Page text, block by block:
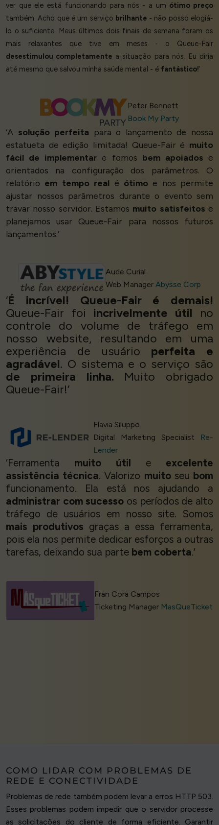
ver que ele está funcionando para nós - a um ótimo preço
também. Acho que é um serviço brilhante - não posso elogiá-
lo o suficiente. Meus últimos dois finais de semana foram os
mais relaxantes que tive em meses - o Queue-Fair
desestimulou completamente a situação para nós. Eu diria
até mesmo que salvou minha saúde mental - é fantástico!’
Peter Bennett
Book My Party
‘A solução perfeita para o lançamento de nossa
estatueta de edição limitada! Queue-Fair é muito
fácil de implementar e fomos bem apoiados e
orientados na configuração dos parâmetros. O
relatório em tempo real é ótimoe nos permite
ajustar nossos parâmetros durante o evento sem
travar nosso servidor. Estamos muito satisfeitos e
planejamos usar Queue-Fair para nossos futuros
lançamentos.’
Aude Curial
Web ManagerAbysse Corp
‘É incrível! Queue-Fair é demais!
Queue-Fair foi incrivelmente útil no
controle do volume de tráfego em
nosso website, resultando em uma
experiência de usuário perfeita e
agradável. O sistema e o serviço são
de primeira linha. Muito obrigado
Queue-Fair!’
Flavia Siluppo
Digital Marketing Specialist
Re-
Lender
‘Ferramenta muito útil e excelente
assistência técnica. Valorizo muitoseu bom
funcionamento. Ela está nos ajudando a
administrar com sucesso os períodos de alto
tráfego de usuários em nosso site. Somos
mais produtivos graças a essa ferramenta,
pois ela nos permite dedicar esforços a outras
tarefas, deixando sua parte bem coberta.’
Fran Cora Campos
Ticketing Manager MasQueTicket
COMO LIDAR COM PROBLEMAS DE
REDE E CONECTIVIDADE
Problemas de rede também podem levar a erros HTTP 503.
Esses problemas podem impedir que o servidor processe
as solicitações do cliente de forma eficiente. Garantir